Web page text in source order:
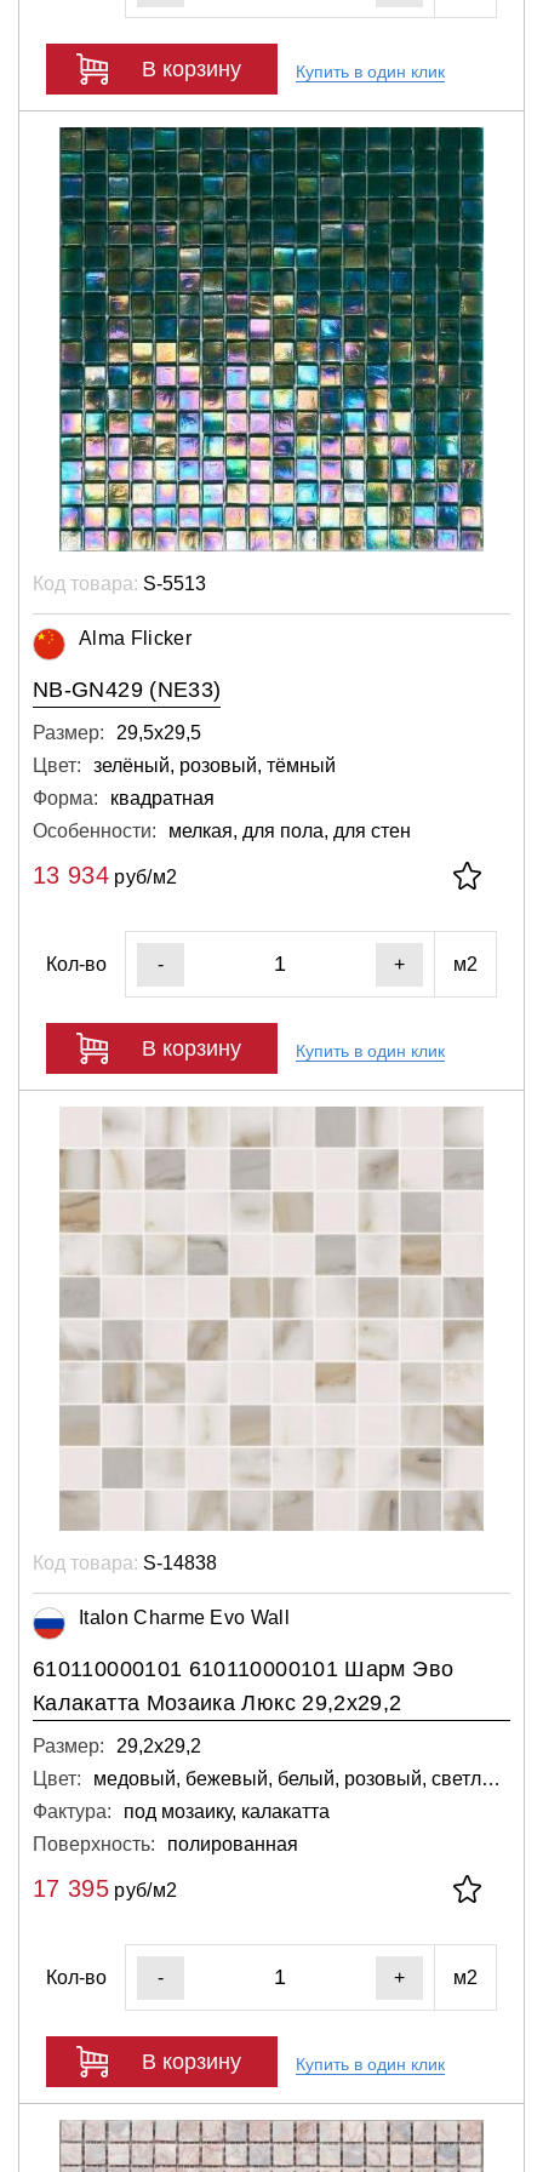
В корзину Купить в один клик
Код товара: S-5513
Alma Flicker
NB-GN429 (NE33)
Размер:
29,5х29,5
Цвет:
зелёный, розовый, тёмный
Форма:
квадратная
Особенности:
мелкая, для пола, для стен
13 934руб/м2
Кол-во - + м2
В корзину Купить в один клик
Код товара: S-14838
Italon Charme Evo Wall
610110000101 610110000101 Шарм Эво
Калакатта Мозаика Люкс 29,2х29,2
Размер:
29,2х29,2
Цвет:
медовый, бежевый, белый, розовый, светло-серый
Фактура:
под мозаику, калакатта
Поверхность:
полированная
17 395руб/м2
Кол-во - + м2
В корзину Купить в один клик